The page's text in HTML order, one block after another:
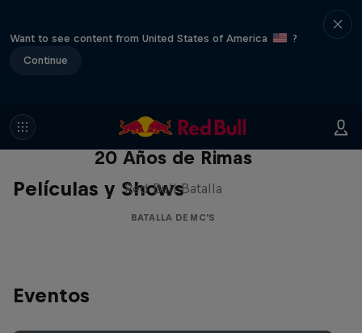
Want to see content from United States of America
?
Continue
Películas y Shows
Red Bull Batalla Nueva Historia:
20 Años de Rimas
Red Bull Batalla
BATALLA DE MC'S
Eventos